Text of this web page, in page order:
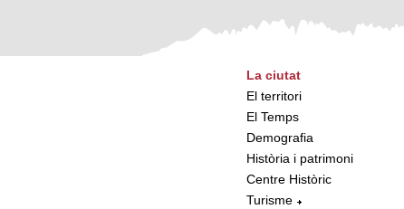
La ciutat
El territori
El Temps
Demografia
Història i patrimoni
Centre Històric
Turisme